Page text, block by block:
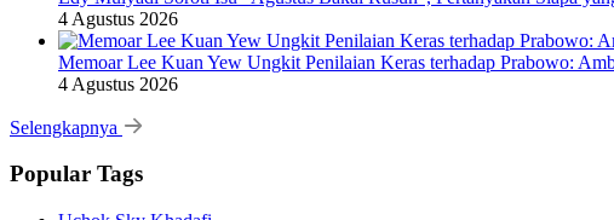
4 Agustus 2026
Memoar Lee Kuan Yew Ungkit Penilaian Keras terhadap Prabowo:
4 Agustus 2026
Selengkapnya
Popular Tags